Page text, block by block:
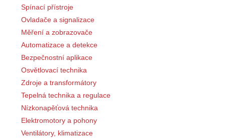
Spínací přístroje
Ovladače a signalizace
Měření a zobrazovače
Automatizace a detekce
Bezpečnostní aplikace
Osvětlovací technika
Zdroje a transformátory
Tepelná technika a regulace
Nízkonapěťová technika
Elektromotory a pohony
Ventilátory, klimatizace